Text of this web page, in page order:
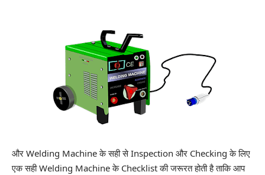
और Welding Machine के सही सेInspection और Checking के लिए
एक सही Welding Machine के Checklistकी जरूरत होती है ताकि आप